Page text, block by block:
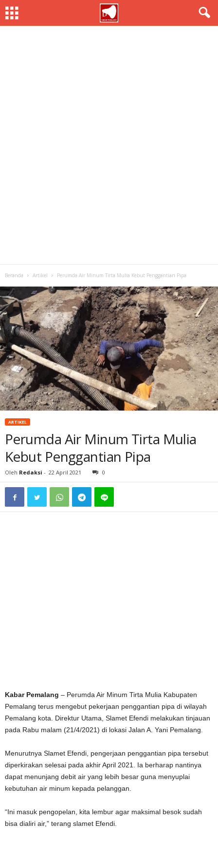
Beranda Artikel Perumda Air Minum Tirta Mulia Kebut Penggantian Pipa
ARTIKEL
Perumda Air Minum Tirta Mulia
Kebut Penggantian Pipa
Oleh Redaksi - 22 April 2021 0
Kabar Pemalang – Perumda Air Minum Tirta Mulia Kabupaten
Pemalang terus mengebut pekerjaan penggantian pipa di wilayah
Pemalang kota. Direktur Utama, Slamet Efendi melakukan tinjauan
pada Rabu malam (21/4/2021) di lokasi Jalan A. Yani Pemalang.
Menurutnya Slamet Efendi, pengerjaan penggantian pipa tersebut
diperkirakan selesai pada akhir April 2021. Ia berharap nantinya
dapat menunjang debit air yang lebih besar guna menyuplai
kebutuhan air minum kepada pelanggan.
“Ini masuk pengopelan, kita lembur agar maksimal besok sudah
bisa dialiri air,” terang slamet Efendi.